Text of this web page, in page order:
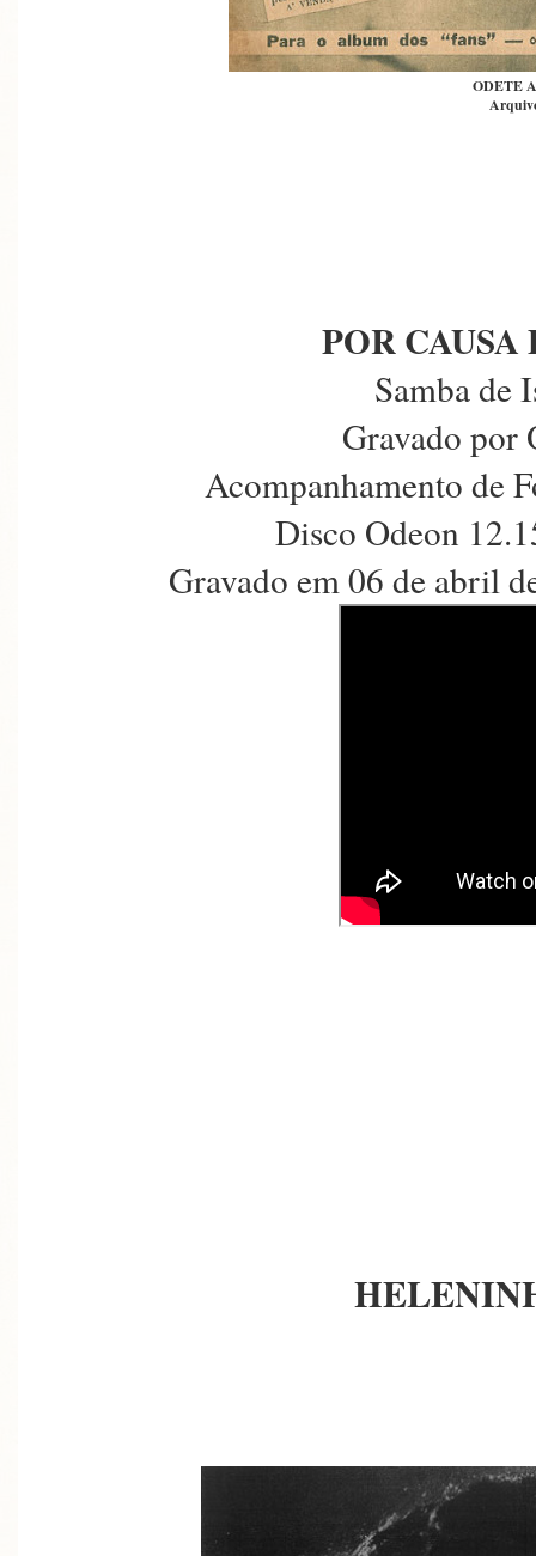
ODETE
POR
Samba de
Gravado por
Acompanhamento de
Disco Odeon
Gravado em 06 de abril